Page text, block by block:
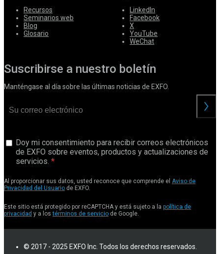
Recursos
Seminarios web
Blog
Glosario
LinkedIn
Facebook
X
YouTube
WeChat
Suscribirse a nuestro boletín
Manténgase al día sobre las últimas noticias de EXFO.
Doy mi consentimiento para recibir correos electrónicos
de EXFO sobre eventos, productos y actualizaciones de
servicios.
Al proporcionar sus datos, usted reconoce que comprende el Aviso de
Privacidad del Usuario de EXFO.
Este sitio está protegido por reCAPTCHA y está sujeto a la política de
privacidad y a lostérminos de servicio de Google.
© 2017 - 2025 EXFO Inc. Todos los derechos reservados.